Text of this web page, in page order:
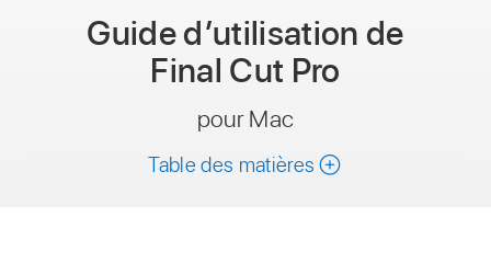
Guide d’utilisation de
Final Cut Pro
pour Mac
Table des matières